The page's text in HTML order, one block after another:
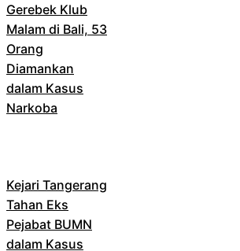
Gerebek Klub
Malam di Bali, 53
Orang
Diamankan
dalam Kasus
Narkoba
Kejari Tangerang
Tahan Eks
Pejabat BUMN
dalam Kasus